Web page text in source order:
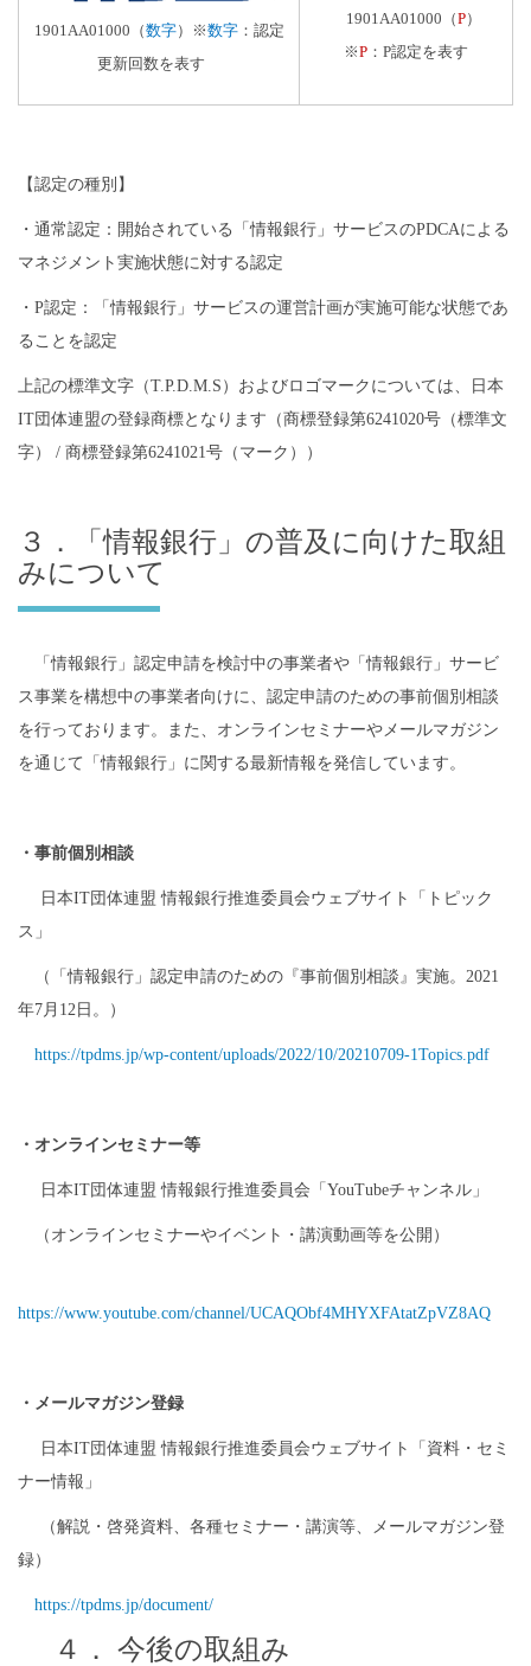
1901AA01000 （数字） ※数字：認定
更新回数を表す
1901AA01000 （P）
※P ： P認定を表す
【認定の種別】
・ 通常認定：開始されている「情報銀行」サービスのPDCAによる
マネジメント実施状態に対する認定
・ P認定：「情報銀行」サービスの運営計画が実施可能な状態であ
ることを認定
上記の標準文字（T.P.D.M.S）およびロゴマークについては、日本
IT団体連盟の登録商標となります（商標登録第6241020号（標準文
字） / 商標登録第6241021号（マーク））
３．「情報銀行」の普及に向けた取組
みについて
「情報銀行」認定申請を検討中の事業者や「情報銀行」サービ
ス事業を構想中の事業者向けに、認定申請のための事前個別相談
を行っております。また、オンラインセミナーやメールマガジン
を通じて「情報銀行」に関する最新情報を発信しています。
・事前個別相談
日本IT団体連盟 情報銀行推進委員会ウェブサイト「トピック
ス」
（「情報銀行」認定申請のための『事前個別相談』実施。 2021
年7月 12 日。）
https://tpdms.jp/wp-content/uploads/2022/10/20210709-1Topics.pdf
・オンラインセミナー等
日本IT団体連盟 情報銀行推進委員会「 YouTubeチャンネル」
（オンラインセミナーやイベント・講演動画等を公開）
https://www.youtube.com/channel/UCAQObf4MHYXFAtatZpVZ8AQ
・メールマガジン登録
日本IT団体連盟 情報銀行推進委員会ウェブサイト「資料・セミ
ナー情報」
（解説・啓発資料、各種セミナー・講演等、メールマガジン登
録）
https://tpdms.jp/document/
４． 今後の取組み